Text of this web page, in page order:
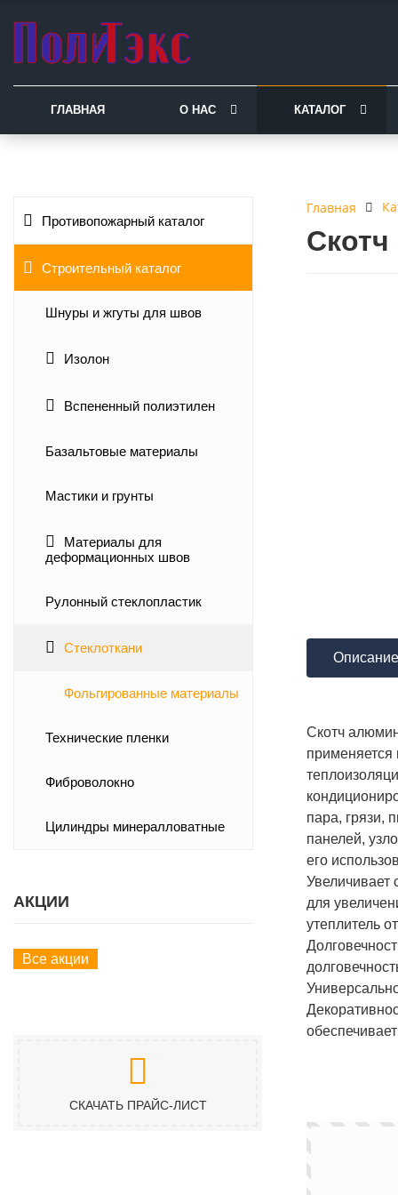
ГЛАВНАЯ О НАС КАТАЛОГ
Противопожарный каталог
Строительный каталог
Шнуры и жгуты для швов
Изолон
Вспененный полиэтилен
Базальтовые материалы
Мастики и грунты
Материалы для
деформационных швов
Рулонный стеклопластик
Стеклоткани
Фольгированные материалы
Технические пленки
Фиброволокно
Цилиндры минералловатные
АКЦИИ
Все акции
СКАЧАТЬ ПРАЙС-ЛИСТ
Главная
Описание
Скотч
применяется
пара, грязи,
панелей,
его
Увеличивает
для
утеплитель